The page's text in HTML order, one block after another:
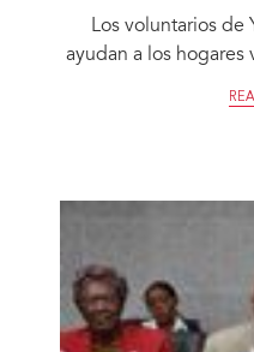
Los voluntarios de
ayudan a los